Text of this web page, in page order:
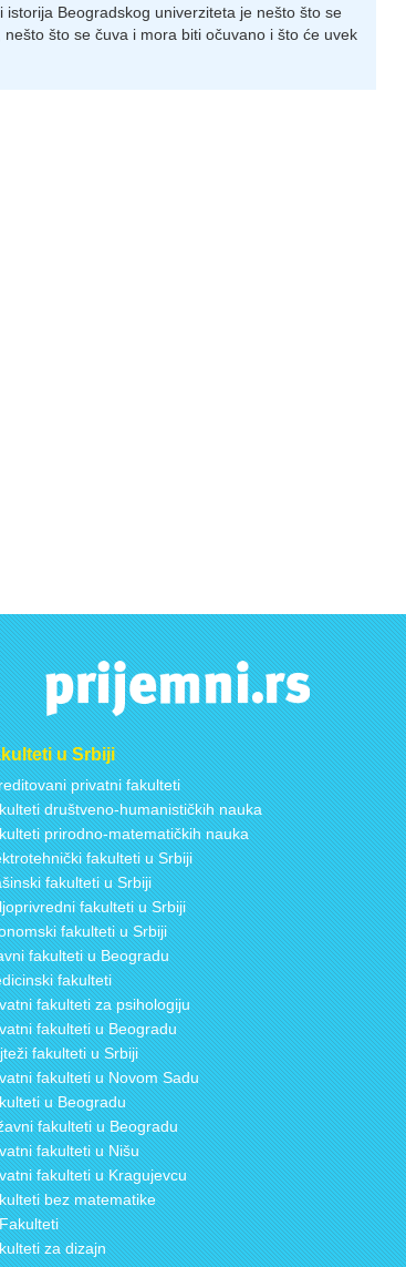
Beogradskog univerziteta je nešto što se
što se čuva i mora biti očuvano i što će uvek
u Srbiji
privatni fakulteti
društveno-humanističkih nauka
prirodno-matematičkih nauka
fakulteti u Srbiji
fakulteti u Srbiji
fakulteti u Srbiji
fakulteti u Srbiji
fakulteti u Beogradu
fakulteti
fakulteti za psihologiju
fakulteti u Beogradu
fakulteti u Srbiji
fakulteti u Novom Sadu
u Beogradu
fakulteti u Beogradu
fakulteti u Nišu
fakulteti u Kragujevcu
bez matematike
za dizajn